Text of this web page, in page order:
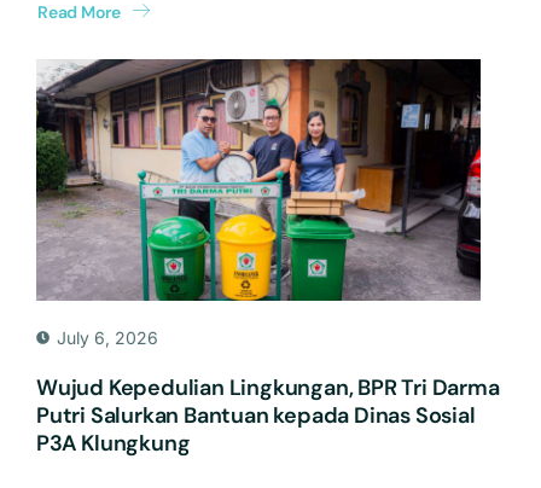
Read More
July 6, 2026
Wujud Kepedulian Lingkungan, BPR Tri Darma
Putri Salurkan Bantuan kepada Dinas Sosial
P3A Klungkung